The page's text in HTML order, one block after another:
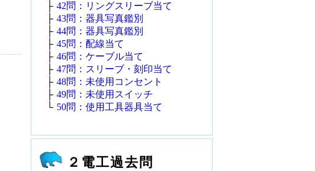
├ 42問：リングスリーブ当て
├ 43問：器具写真鑑別
├ 44問：器具写真鑑別
├ 45問：配線当て
├ 46問：ケーブル当て
├ 47問：スリーブ・刻印当て
├ 48問：未使用コンセント
├ 49問：未使用スイッチ
└ 50問：使用工具器具当て
２電工過去問